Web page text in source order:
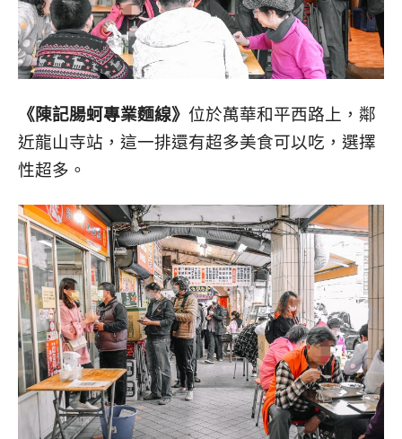
《陳記腸蚵專業麵線》 位於萬華和平西路上，鄰
近龍山寺站，這一排還有超多美食可以吃，選擇
性超多。